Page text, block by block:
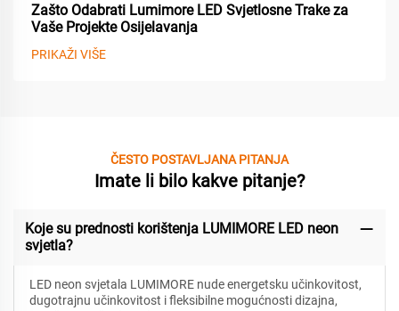
Zašto Odabrati Lumimore LED Svjetlosne Trake za
Vaše Projekte Osijelavanja
PRIKAŽI VIŠE
ČESTO POSTAVLJANA PITANJA
Imate li bilo kakve pitanje?
Koje su prednosti korištenja LUMIMORE LED neon
svjetla?
LED neon svjetala LUMIMORE nude energetsku učinkovitost,
dugotrajnu učinkovitost i fleksibilne mogućnosti dizajna,